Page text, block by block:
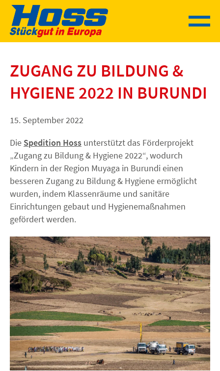
Sprung
zum
Inhalt
ZUGANG ZU BILDUNG &
HYGIENE 2022 IN BURUNDI
15. September 2022
Die Spedition Hoss unterstützt das Förderprojekt
„Zugang zu Bildung & Hygiene 2022“, wodurch
Kindern in der Region Muyaga in Burundi einen
besseren Zugang zu Bildung & Hygiene ermöglicht
wurden, indem Klassenräume und sanitäre
Einrichtungen gebaut und Hygienemaßnahmen
gefördert werden.